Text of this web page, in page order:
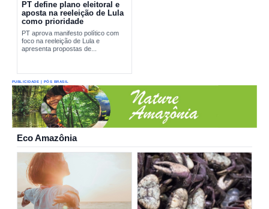
PT define plano eleitoral e
aposta na reeleição de Lula
como prioridade
PT aprova manifesto político com
foco na reeleição de Lula e
apresenta propostas de...
PUBLICIDADE | PÓS BRASIL
Eco Amazônia